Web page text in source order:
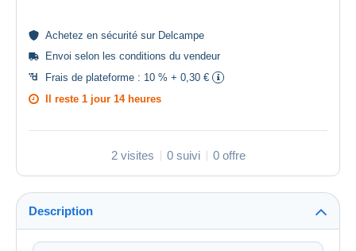
Achetez en sécurité sur Delcampe
Envoi selon les conditions du vendeur
Frais de plateforme : 10 % + 0,30 €
Il reste 1 jour 14 heures
2 visites 0 suivi 0 offre
Description